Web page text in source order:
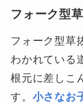
フォーク型
フォーク型草
わかれている
根元に差しこ
す。 小さなお